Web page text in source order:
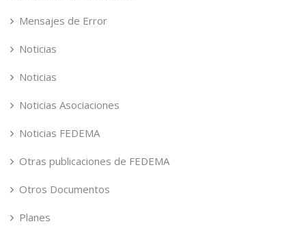
Mensajes de Error
Noticias
Noticias
Noticias Asociaciones
Noticias FEDEMA
Otras publicaciones de FEDEMA
Otros Documentos
Planes